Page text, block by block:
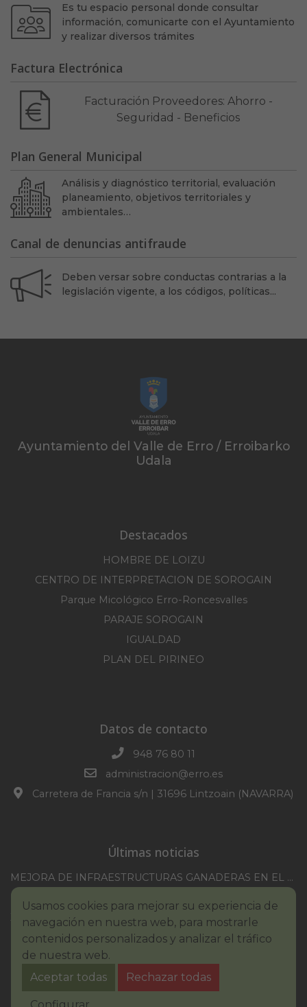
Es tu espacio personal donde consultar
información, comunicarte con el Ayuntamiento
y realizar diversos trámites
Factura Electrónica
Facturación Proveedores: Ahorro -
Seguridad - Beneficios
Plan General Municipal
Análisis y diagnóstico territorial, evaluación
planeamiento, objetivos territoriales y
ambientales…
Canal de denuncias antifraude
Deben versar sobre conductas contrarias a la
legislación vigente, a los códigos, políticas...
Ayuntamiento del Valle de Erro / Erroibarko
Udala
Destacados
HOMBRE DE LOIZU
CENTRO DE INTERPRETACION DE SOROGAIN
Parque Micológico Erro-Roncesvalles
PARAJE SOROGAIN
IGUALDAD
PLAN DEL PIRINEO
Datos de contacto
948 76 80 11
administracion@erro.es
Carretera de Francia s/n | 31696 Lintzoain (NAVARRA)
Últimas noticias
MEJORA DE INFRAESTRUCTURAS GANADERAS EN EL TM DE ERRO CAMPAÑA 2025-2026
BASES III. CONCURSO PINTURA – ERROIBARKO EGUNA
BANDO – CONSUMO RESPONSABLE DEL AGUA
IMCV 2026
Aviso legal
Usamos cookies para mejorar su experiencia de
navegación en nuestra web, para mostrarle
contenidos personalizados y analizar el tráfico
de nuestra web.
Aceptar todas
Rechazar todas